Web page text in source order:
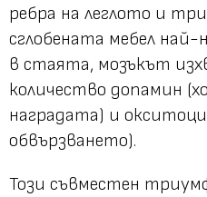
ребра на леглото и
сглобената мебел
в стаята, мозъкът
количество допамин
наградата) и
обвързването).
Този съвместен